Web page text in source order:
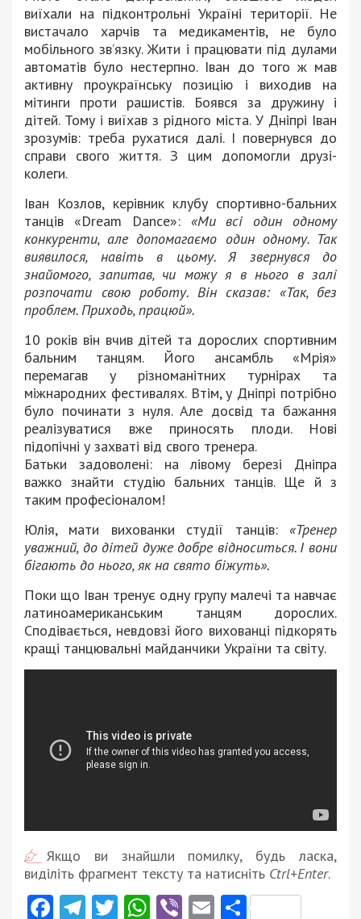
виїхали на підконтрольні Україні території. Не
вистачало харчів та медикаментів, не було
мобільного зв’язку. Жити і працювати під дулами
автоматів було нестерпно. Іван до того ж мав
активну проукраїнську позицію і виходив на
мітинги проти рашистів. Боявся за дружину і
дітей. Тому і виїхав з рідного міста. У Дніпрі Іван
зрозумів: треба рухатися далі. І повернувся до
справи свого життя. З цим допомогли друзі-
колеги.
Іван Козлов, керівник клубу спортивно-бальних
танців «Dream Dance»: «Ми всі один одному
конкуренти, але допомагаємо один одному. Так
виявилося, навіть в цьому. Я звернувся до
знайомого, запитав, чи можу я в нього в залі
розпочати свою роботу. Він сказав: «Так, без
проблем. Приходь, працюй».
10 років він вчив дітей та дорослих спортивним
бальним танцям. Його ансамбль «Мрія»
перемагав у різноманітних турнірах та
міжнародних фестивалях. Втім, у Дніпрі потрібно
було починати з нуля. Але досвід та бажання
реалізуватися вже приносять плоди. Нові
підопічні у захваті від свого тренера.
Батьки задоволені: на лівому березі Дніпра
важко знайти студію бальних танців. Ще й з
таким професіоналом!
Юлія, мати вихованки студії танців: «Тренер
уважний, до дітей дуже добре відноситься. І вони
бігають до нього, як на свято біжуть».
Поки що Іван тренує одну групу малечі та навчає
латиноамериканським танцям дорослих.
Сподівається, невдовзі його вихованці підкорять
кращі танцювальні майданчики України та світу.
Якщо ви знайшли помилку, будь ласка,
виділіть фрагмент тексту та натисніть Ctrl+Enter.
Facebook
Telegram
Twitter
WhatsApp
ViberEmail